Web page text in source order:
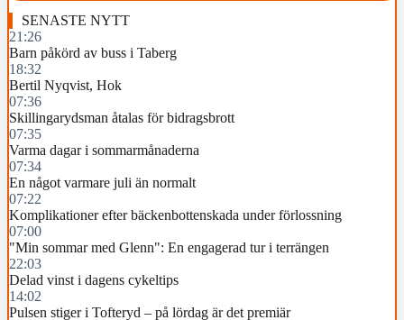
SENASTE NYTT
21:26
Barn påkörd av buss i Taberg
18:32
Bertil Nyqvist, Hok
07:36
Skillingarydsman åtalas för bidragsbrott
07:35
Varma dagar i sommarmånaderna
07:34
En något varmare juli än normalt
07:22
Komplikationer efter bäckenbottenskada under förlossning
07:00
"Min sommar med Glenn": En engagerad tur i terrängen
22:03
Delad vinst i dagens cykeltips
14:02
Pulsen stiger i Tofteryd – på lördag är det premiär